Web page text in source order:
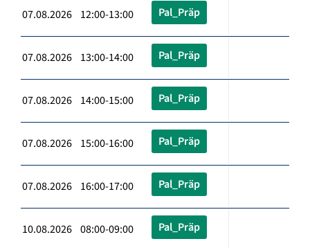
07.08.2026 12:00-13:00 Pal_Präp
07.08.2026 13:00-14:00 Pal_Präp
07.08.2026 14:00-15:00 Pal_Präp
07.08.2026 15:00-16:00 Pal_Präp
07.08.2026 16:00-17:00 Pal_Präp
10.08.2026 08:00-09:00 Pal_Präp